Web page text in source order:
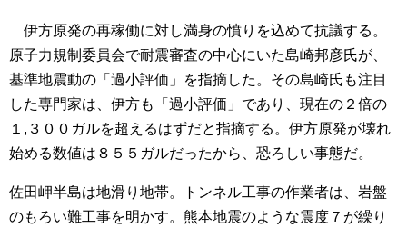
伊方原発の再稼働に対し満身の憤りを込めて抗議する。
原子力規制委員会で耐震審査の中心にいた島崎邦彦氏が、
基準地震動の「過小評価」を指摘した。その島崎氏も注目
した専門家は、伊方も「過小評価」であり、現在の２倍の
１,３００ガルを超えるはずだと指摘する。伊方原発が壊れ
始める数値は８５５ガルだったから、恐ろしい事態だ。
佐田岬半島は地滑り地帯。トンネル工事の作業者は、岩盤
のもろい難工事を明かす。熊本地震のような震度７が繰り